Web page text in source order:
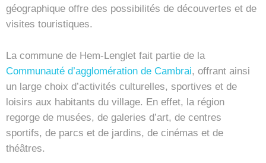
géographique offre des possibilités de découvertes et de
visites touristiques.
La commune de Hem-Lenglet fait partie de la
Communauté d’agglomération de Cambrai, offrant ainsi
un large choix d’activités culturelles, sportives et de
loisirs aux habitants du village. En effet, la région
regorge de musées, de galeries d’art, de centres
sportifs, de parcs et de jardins, de cinémas et de
théâtres.